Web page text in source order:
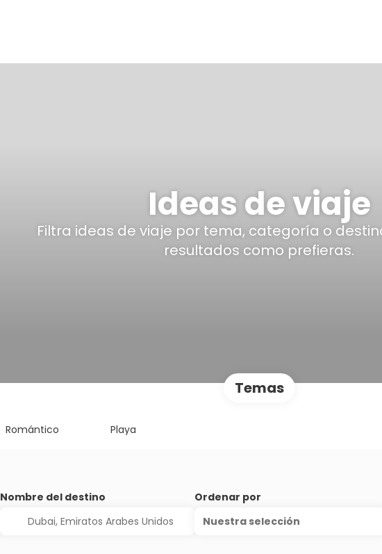
Ideas de viaje
Filtra ideas de viaje por tema, categoría o
resultados como prefieras.
Temas
Romántico Playa
Nombre del destino
Ordenar por
Nuestra selección